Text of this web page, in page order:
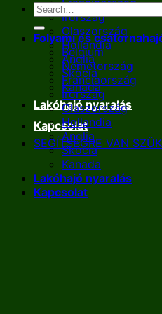
Franciaország
Írország
Olaszország
Hollandia
Anglia
Skócia
Kanada
Lakóhajó nyaralás
Kapcsolat
SEGÍTSÉGRE VAN
Folyami és
Belgium
Németország
Franciaország
Írország
Olaszország
Hollandia
Anglia
Skócia
Kanada
Lakóhajó nyaralás
Kapcsolat